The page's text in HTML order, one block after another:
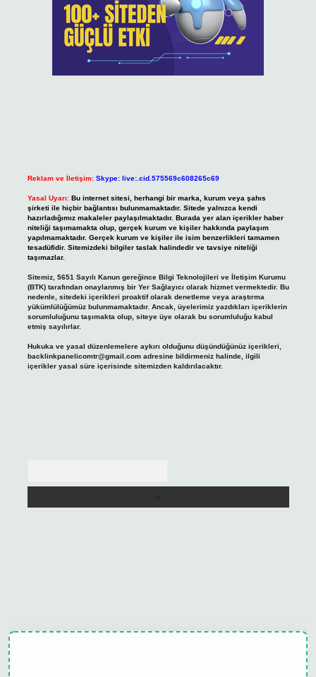
Reklam ve İletişim: Skype: live:.cid.575569c608265c69
Yasal Uyarı: Bu internet sitesi, herhangi bir marka, kurum veya şahıs
şirketi ile hiçbir bağlantısı bulunmamaktadır. Sitede yalnızca kendi
hazırladığımız makaleler paylaşılmaktadır. Burada yer alan içerikler haber
niteliği taşımamakta olup, gerçek kurum ve kişiler hakkında paylaşım
yapılmamaktadır. Gerçek kurum ve kişiler ile isim benzerlikleri tamamen
tesadüfidir. Sitemizdeki bilgiler taslak halindedir ve tavsiye niteliği
taşımazlar.
Sitemiz, 5651 Sayılı Kanun gereğince Bilgi Teknolojileri ve İletişim Kurumu
(BTK) tarafından onaylanmış bir Yer Sağlayıcı olarak hizmet vermektedir. Bu
nedenle, sitedeki içerikleri proaktif olarak denetleme veya araştırma
yükümlülüğümüz bulunmamaktadır. Ancak, üyelerimiz yazdıkları içeriklerin
sorumluluğunu taşımakta olup, siteye üye olarak bu sorumluluğu kabul
etmiş sayılırlar.
Hukuka ve yasal düzenlemelere aykırı olduğunu düşündüğünüz içerikleri,
backlinkpanelicomtr@gmail.comadresine bildirmeniz halinde, ilgili
içerikler yasal süre içerisinde sitemizden kaldırılacaktır.